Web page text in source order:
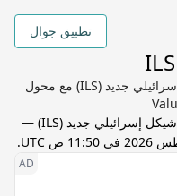
تطبيق جوال
تحويل زلوتي بولندي (PLN) إلى شيكل إسرائيلي جديد (ILS) مع محول
شيكل إسرائيلي جديد (
ILS
) —
.